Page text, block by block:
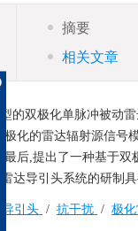
摘要
相关文章
的双极化单脉冲被动
极化的雷达辐射源信号
;最后,提出了一种基于
达导引头系统的研制具
导引头 / 抗干扰 / 极